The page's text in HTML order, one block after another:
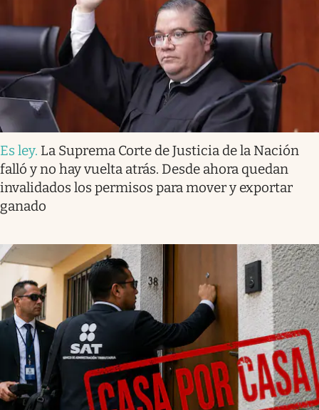
Es ley. La Suprema Corte de Justicia de la Nación
falló y no hay vuelta atrás. Desde ahora quedan
invalidados los permisos para mover y exportar
ganado